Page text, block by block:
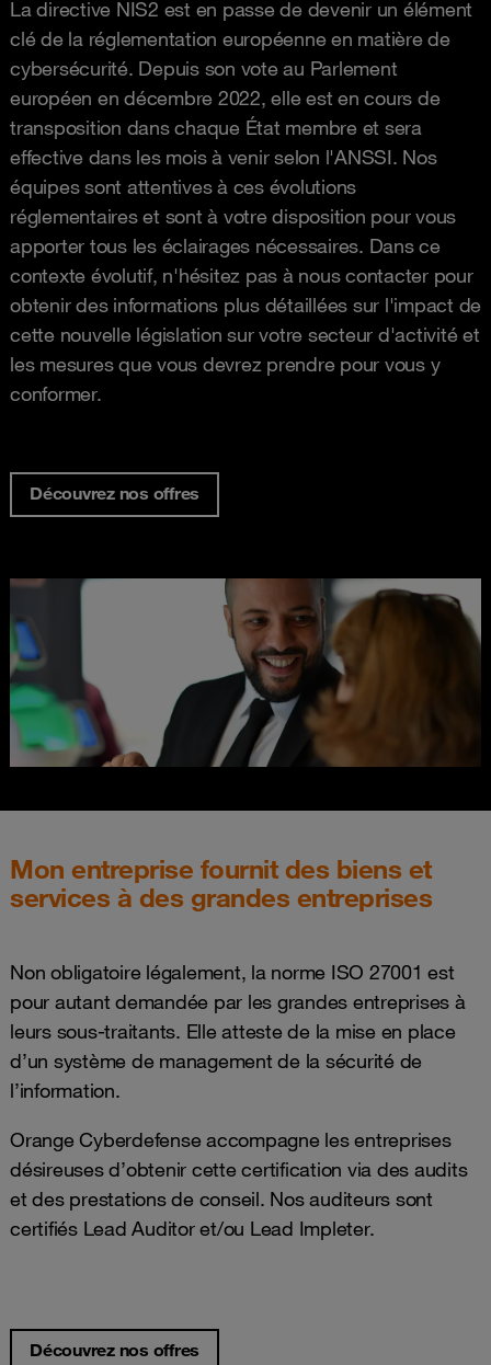
La directive NIS2 est en passe de devenir un élément
clé de la réglementation européenne en matière de
cybersécurité. Depuis son vote au Parlement
européen en décembre 2022, elle est en cours de
transposition dans chaque État membre et sera
effective dans les mois à venir selon l'ANSSI. Nos
équipes sont attentives à ces évolutions
réglementaires et sont à votre disposition pour vous
apporter tous les éclairages nécessaires. Dans ce
contexte évolutif, n'hésitez pas à nous contacter pour
obtenir des informations plus détaillées sur l'impact de
cette nouvelle législation sur votre secteur d'activité et
les mesures que vous devrez prendre pour vous y
conformer.
Découvrez nos offres
Mon entreprise fournit des biens et
services à des grandes entreprises
Non obligatoire légalement, la norme ISO 27001 est
pour autant demandée par les grandes entreprises à
leurs sous-traitants. Elle atteste de la mise en place
d’un système de management de la sécurité de
l’information.
Orange Cyberdefense accompagne les entreprises
désireuses d’obtenir cette certification via des audits
et des prestations de conseil. Nos auditeurs sont
certifiés Lead Auditor et/ou Lead Impleter.
Découvrez nos offres